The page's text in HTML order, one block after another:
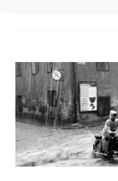
View
Larger
Image